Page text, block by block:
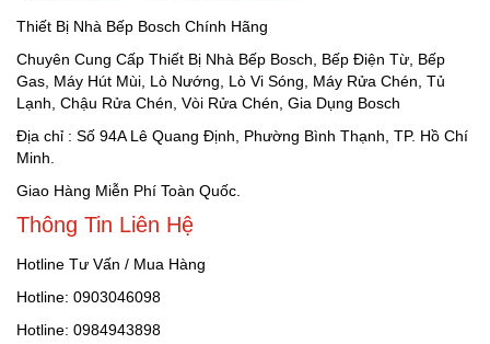
Thiết Bị Nhà Bếp Bosch Chính Hãng
Chuyên Cung Cấp Thiết Bị Nhà Bếp Bosch, Bếp Điện Từ, Bếp
Gas, Máy Hút Mùi, Lò Nướng, Lò Vi Sóng, Máy Rửa Chén, Tủ
Lạnh, Chậu Rửa Chén, Vòi Rửa Chén, Gia Dụng Bosch
Địa chỉ : Số 94A Lê Quang Định, Phường Bình Thạnh, TP. Hồ Chí
Minh.
Giao Hàng Miễn Phí Toàn Quốc.
Thông Tin Liên Hệ
Hotline Tư Vấn / Mua Hàng
Hotline: 0903046098
Hotline: 0984943898